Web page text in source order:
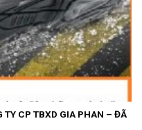
TY CP TBXD GIA PHAN – ĐÃ